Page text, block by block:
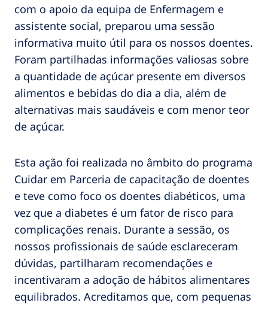
com o apoio da equipa de Enfermagem e
assistente social, preparou uma sessão
informativa muito útil para os nossos doentes.
Foram partilhadas informações valiosas sobre
a quantidade de açúcar presente em diversos
alimentos e bebidas do dia a dia, além de
alternativas mais saudáveis e com menor teor
de açúcar.
Esta ação foi realizada no âmbito do programa
Cuidar em Parceria de capacitação de doentes
e teve como foco os doentes diabéticos, uma
vez que a diabetes é um fator de risco para
complicações renais. Durante a sessão, os
nossos profissionais de saúde esclareceram
dúvidas, partilharam recomendações e
incentivaram a adoção de hábitos alimentares
equilibrados. Acreditamos que, com pequenas